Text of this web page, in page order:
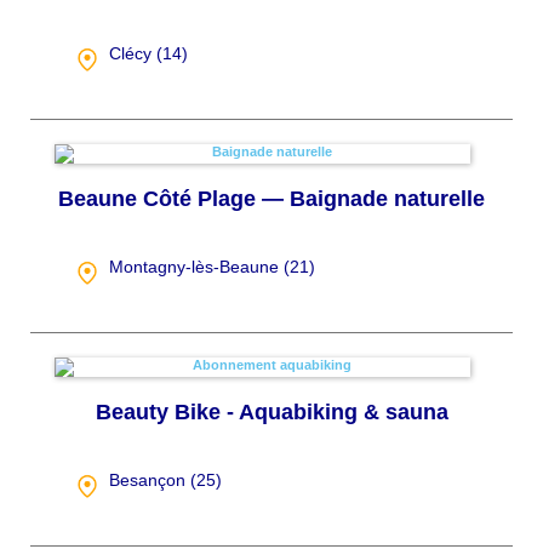
Clécy (14)
Beaune Côté Plage — Baignade naturelle
Montagny-lès-Beaune (21)
Beauty Bike - Aquabiking & sauna
Besançon (25)